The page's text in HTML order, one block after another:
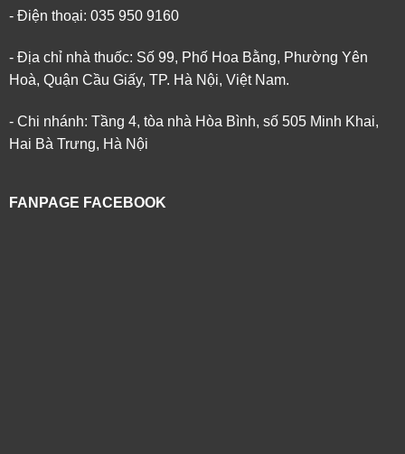
- Điện thoại: 035 950 9160
- Địa chỉ nhà thuốc: Số 99, Phố Hoa Bằng, Phường Yên
Hoà, Quận Cầu Giấy, TP. Hà Nội, Việt Nam.
- Chi nhánh: Tầng 4, tòa nhà Hòa Bình, số 505 Minh Khai,
Hai Bà Trưng, Hà Nội
FANPAGE FACEBOOK